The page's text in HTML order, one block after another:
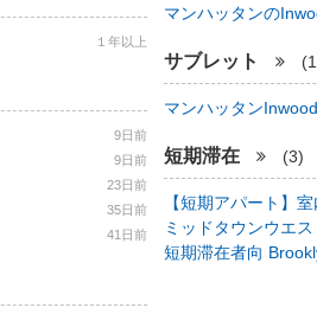
１年以上
9日前
9日前
23日前
35日前
41日前
マンハッタンの
サブレット
マンハッタン
短期滞在 (3)
【短期アパート】
ミッドタウンウエ
短期滞在者向